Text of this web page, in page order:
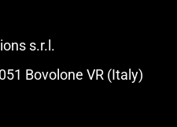
s.r.l.
Bovolone VR (Italy)